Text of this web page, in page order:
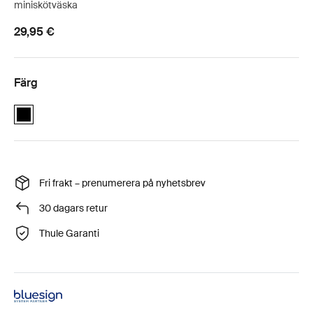
miniskötväska
29,95 €
Färg
Thule Aion stroller minibag Svart (selected)
Fri frakt – prenumerera på nyhetsbrev
30 dagars retur
Thule Garanti